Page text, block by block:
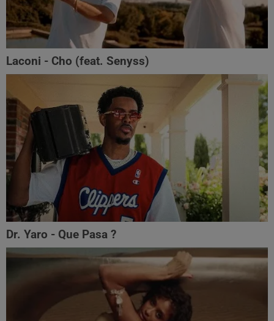
Laconi - Cho (feat. ‪Senyss)‬
Dr. Yaro - Que Pasa ?